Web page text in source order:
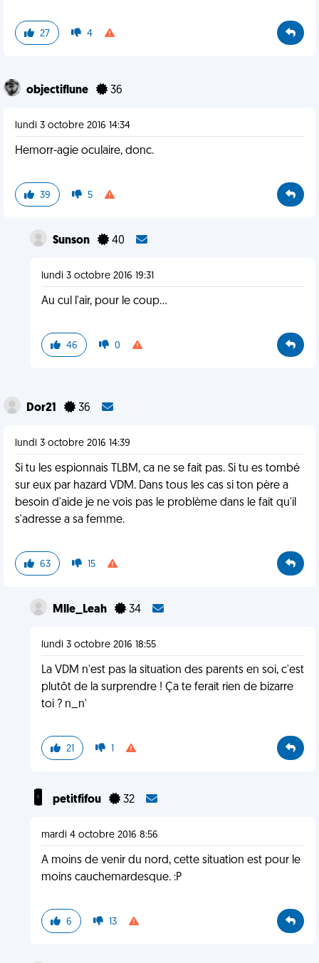
27 4
objectiflune 36
lundi 3 octobre 2016 14:34
Hemorr-agie oculaire, donc.
39 5
Sunson 40
lundi 3 octobre 2016 19:31
Au cul l'air, pour le coup...
46 0
Dor21 36
lundi 3 octobre 2016 14:39
Si tu les espionnais TLBM, ca ne se fait pas. Si tu es tombé
sur eux par hazard VDM. Dans tous les cas si ton père a
besoin d'aide je ne vois pas le problème dans le fait qu'il
s'adresse a sa femme.
63 15
Mlle_Leah 34
lundi 3 octobre 2016 18:55
La VDM n'est pas la situation des parents en soi, c'est
plutôt de la surprendre ! Ça te ferait rien de bizarre
toi ? n_n'
21 1
petitfifou 32
mardi 4 octobre 2016 8:56
A moins de venir du nord, cette situation est pour le
moins cauchemardesque. :P
6 13